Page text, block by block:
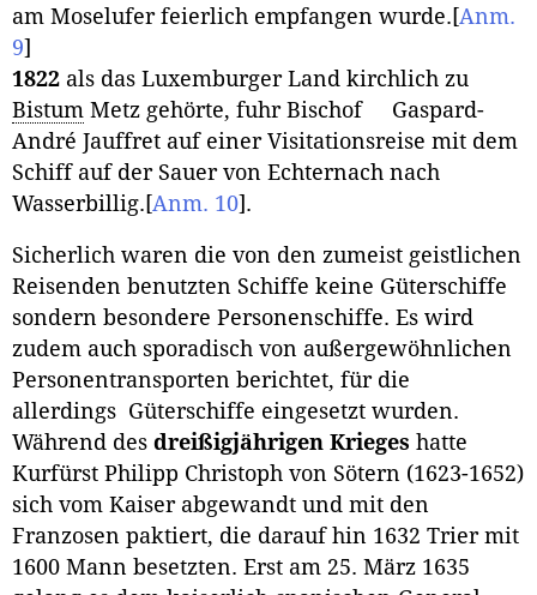
am Moselufer feierlich empfangen wurde. [Anm.
9]
1822 als das Luxemburger Land kirchlich zu
Bistum Metz gehörte, fuhr Bischof Gaspard-
André Jauffret auf einer Visitationsreise mit dem
Schiff auf der Sauer von Echternach nach
Wasserbillig. [Anm. 10] .
Sicherlich waren die von den zumeist geistlichen
Reisenden benutzten Schiffe keine Güterschiffe
sondern besondere Personenschiffe. Es wird
zudem auch sporadisch von außergewöhnlichen
Personentransporten berichtet, für die
allerdings Güterschiffe eingesetzt wurden.
Während des dreißigjährigen Krieges hatte
Kurfürst Philipp Christoph von Sötern (1623-1652)
sich vom Kaiser abgewandt und mit den
Franzosen paktiert, die darauf hin 1632 Trier mit
1600 Mann besetzten. Erst am 25. März 1635